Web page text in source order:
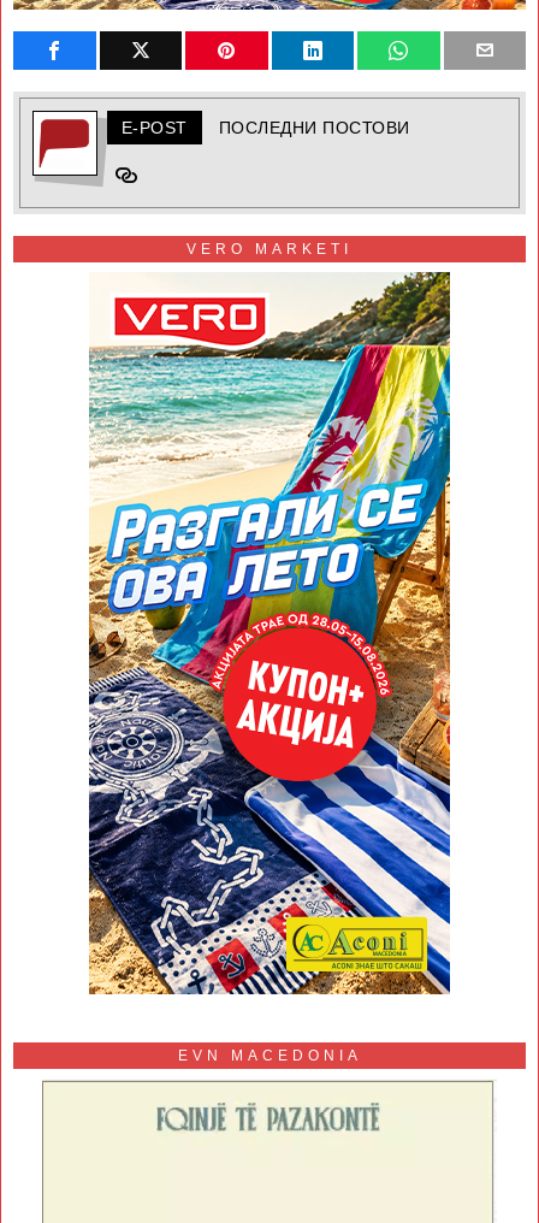
E-POST ПОСЛЕДНИ ПОСТОВИ
VERO MARKETI
EVN MACEDONIA